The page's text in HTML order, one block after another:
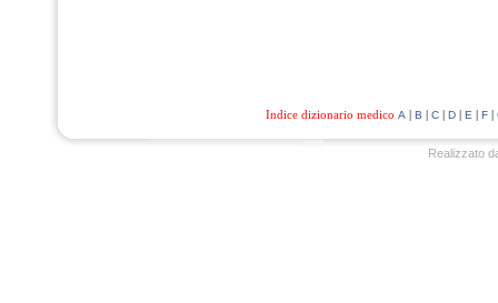
Indice dizionario medico A | B | C| D| E | F|
Realizzato